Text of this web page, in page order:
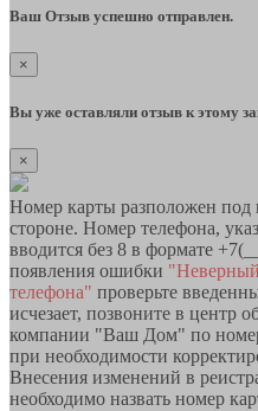
Ваш Отзыв успешно отправлен.
×
Вы уже оставляли отзыв к этому
×
Номер карты разположен под
стороне. Номер телефона,
вводится без 8 в формате
появления ошибки
телефона" проверьте
исчезает, позвоните в центр
компании "Ваш Дом" по
при необходимости
Внесения изменений в
необходимо назвать номер